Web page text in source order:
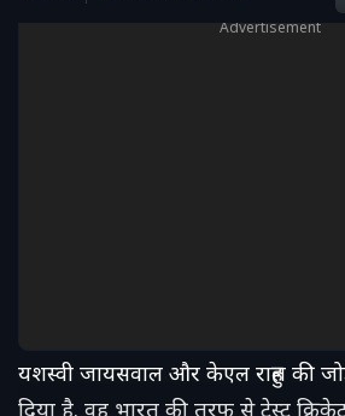
Advertisement
यशस्वी जायसवाल और केएल राहुल की